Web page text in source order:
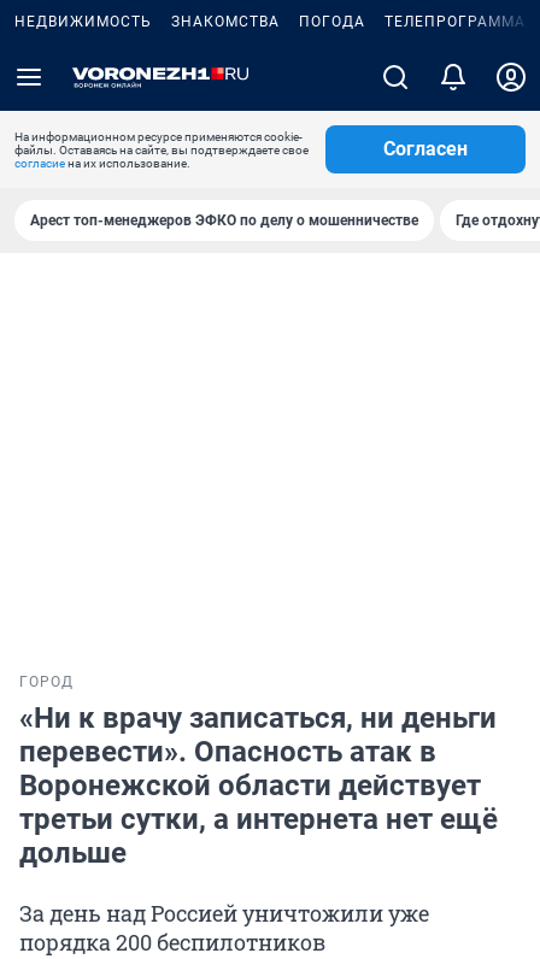
НЕДВИЖИМОСТЬ ЗНАКОМСТВА ПОГОДА ТЕЛЕПРОГРАММА
На информационном ресурсе применяются cookie-
файлы. Оставаясь на сайте, вы подтверждаете свое
согласиена их использование.
Согласен
Арест топ-менеджеров ЭФКО по делу о мошенничестве Где
ГОРОД
«Ни к врачу записаться, ни деньги
перевести». Опасность атак в
Воронежской области действует
третьи сутки, а интернета нет ещё
дольше
За день над Россией уничтожили уже
порядка 200 беспилотников